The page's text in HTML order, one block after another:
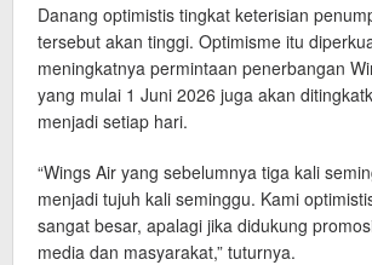
Danang optimistis tingkat keterisian
tersebut akan tinggi. Optimisme itu
meningkatnya permintaan penerbangan
yang mulai 1 Juni 2026 juga akan
menjadi setiap hari.
“Wings Air yang sebelumnya tiga kali
menjadi tujuh kali seminggu. Kami
sangat besar, apalagi jika didukung
media dan masyarakat,” tuturnya.